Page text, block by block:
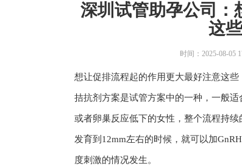
深圳试管助孕公司：
这
时间：2025-08-05
想让促排流程起的作用更大最好注意这些
拮抗剂方案是试管方案中的一种，一般
或者卵巢反应低下的女性，整个流程持
发育到12mm左右的时候，就可以加
度刺激的情况发生。